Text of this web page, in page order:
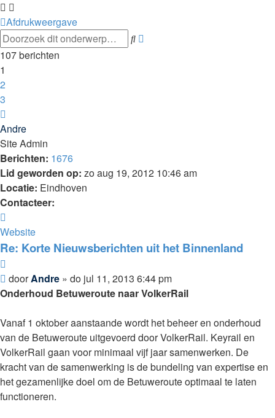
Afdrukweergave
Zoek
107 berichten
1
2
3
Andre
Site Admin
Berichten: 1676
Lid geworden op: zo aug 19, 2012 10:46 am
Locatie: Eindhoven
Contacteer:
Andre
Website
Re: Korte Nieuwsberichten uit het Binnenland
Bericht
doorAndre » do jul 11, 2013 6:44 pm
Onderhoud Betuweroute naar VolkerRail
Vanaf 1 oktober aanstaande wordt het beheer en onderhoud
van de Betuweroute uitgevoerd door VolkerRail. Keyrail en
VolkerRail gaan voor minimaal vijf jaar samenwerken. De
kracht van de samenwerking is de bundeling van expertise en
het gezamenlijke doel om de Betuweroute optimaal te laten
functioneren.